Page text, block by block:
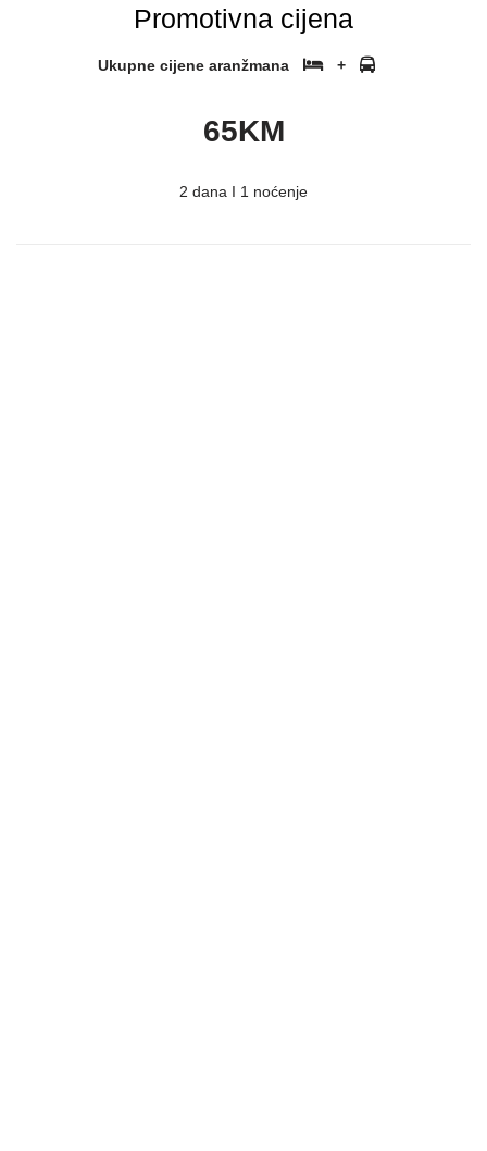
Promotivna cijena
Ukupne cijene aranžmana +
65KM
2 dana I 1 noćenje